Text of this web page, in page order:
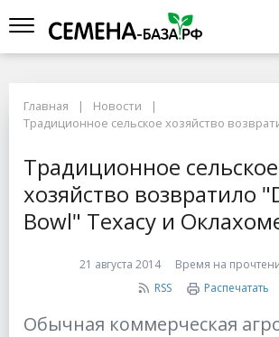
Главная
Новости
Традиционное сельское хозяйство
Традиционное сельское
хозяйство возвратило
Bowl" Техасу и
21 августа 2014 Время на
RSS
Распечатать
Обычная коммерческая